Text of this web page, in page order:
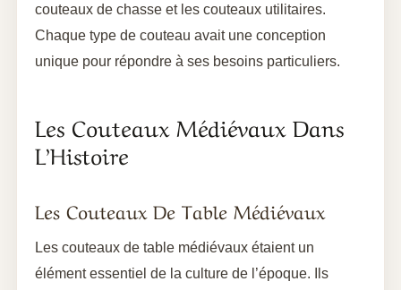
couteaux de chasse et les couteaux utilitaires.
Chaque type de couteau avait une conception
unique pour répondre à ses besoins particuliers.
Les Couteaux Médiévaux Dans
L’Histoire
Les Couteaux De Table Médiévaux
Les couteaux de table médiévaux étaient un
élément essentiel de la culture de l’époque. Ils